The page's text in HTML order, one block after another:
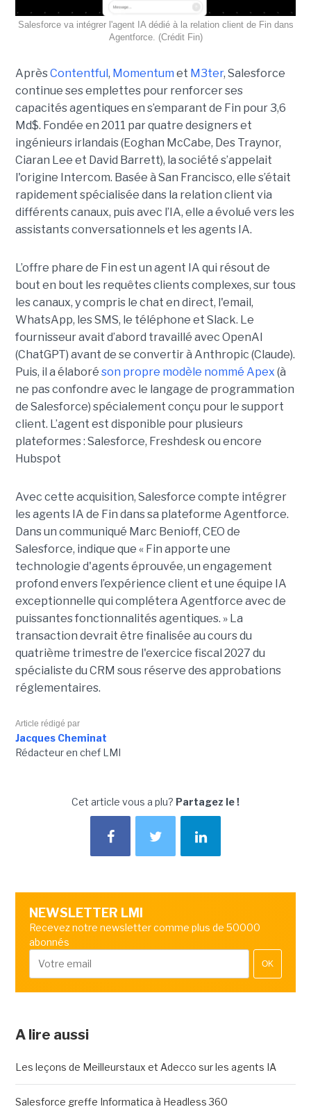
Salesforce va intégrer l'agent IA dédié à la relation client de Fin dans
Agentforce. (Crédit Fin)
AprèsContentful , Momentum et M3ter, Salesforce
continue ses emplettes pour renforcer ses
capacités agentiques en s’emparant de Fin pour 3,6
Md$. Fondée en 2011 par quatre designers et
ingénieurs irlandais (Eoghan McCabe, Des Traynor,
Ciaran Lee et David Barrett), la société s’appelait
l'origine Intercom. Basée à San Francisco, elle s’était
rapidement spécialisée dans la relation client via
différents canaux, puis avec l’IA, elle a évolué vers les
assistants conversationnels et les agents IA.
L’offre phare de Fin est un agent IA qui résout de
bout en bout les requêtes clients complexes, sur tous
les canaux, y compris le chat en direct, l'email,
WhatsApp, les SMS, le téléphone et Slack. Le
fournisseur avait d’abord travaillé avec OpenAI
(ChatGPT) avant de se convertir à Anthropic (Claude).
Puis, il a élaboré son propre modèle nommé Apex (à
ne pas confondre avec le langage de programmation
de Salesforce) spécialement conçu pour le support
client. L’agent est disponible pour plusieurs
plateformes : Salesforce, Freshdesk ou encore
Hubspot
Avec cette acquisition, Salesforce compte intégrer
les agents IA de Fin dans sa plateforme Agentforce.
Dans un communiqué Marc Benioff, CEO de
Salesforce, indique que « Fin apporte une
technologie d'agents éprouvée, un engagement
profond envers l’expérience client et une équipe IA
exceptionnelle qui complétera Agentforce avec de
puissantes fonctionnalités agentiques. » La
transaction devrait être finalisée au cours du
quatrième trimestre de l'exercice fiscal 2027 du
spécialiste du CRM sous réserve des approbations
réglementaires.
Article rédigé par
Jacques Cheminat
Rédacteur en chef LMI
Cet article vous a plu? Partagez le !
NEWSLETTER LMI
Recevez notre newsletter comme plus de 50000
abonnés
OK
A lire aussi
Les leçons de Meilleurstaux et Adecco sur les agents IA
Salesforce greffe Informatica à Headless 360